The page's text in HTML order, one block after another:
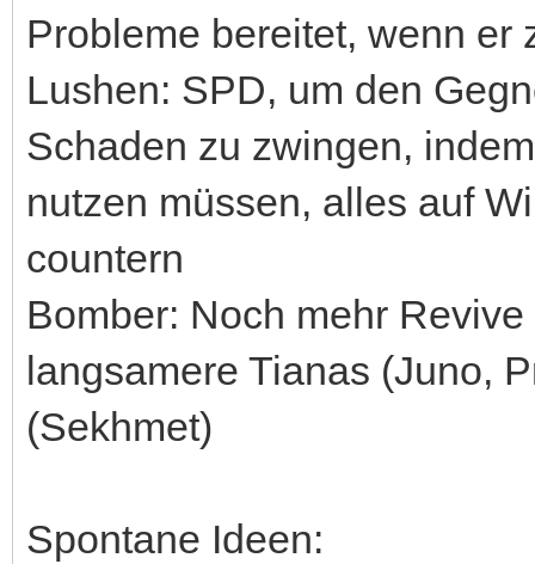
Probleme bereitet, wenn er
Lushen: SPD, um den
Schaden zu zwingen,
nutzen müssen, alles auf
countern
Bomber: Noch mehr
langsamere Tianas (Juno,
(Sekhmet)
Spontane Ideen: